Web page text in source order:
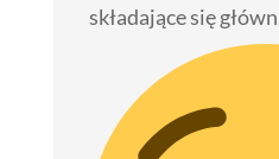
składające się